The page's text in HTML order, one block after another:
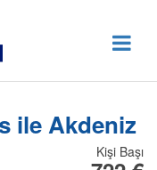
80 92
ile Akdeniz
Kişi Başı